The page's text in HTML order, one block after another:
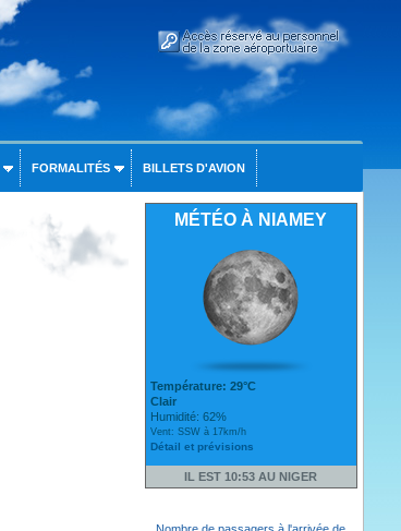
FORMALITÉS BILLETS D'AVION
MÉTÉO À NIAMEY
Température: 29°C
Clair
Humidité: 62%
Vent: SSW à 17km/h
Détail et prévisions
IL EST 10:53 AU NIGER